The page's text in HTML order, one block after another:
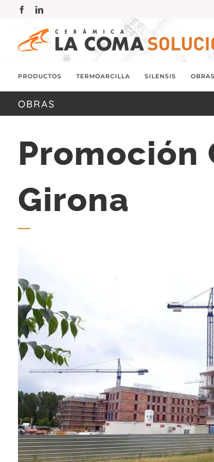
contenido
FacebookLinkedIn
PRODUCTOS TERMOARCILLA SILENSIS OBRAS
OBRAS
Promoción
Girona